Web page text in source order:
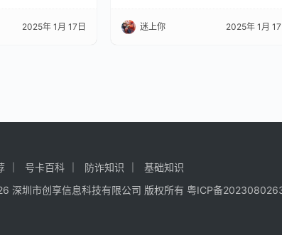
2025年 1月 17日 迷上你 2025年 1月
号卡百科 防诈知识
基础知识
深圳市创享信息科技有限公司 版权所有 粤ICP备